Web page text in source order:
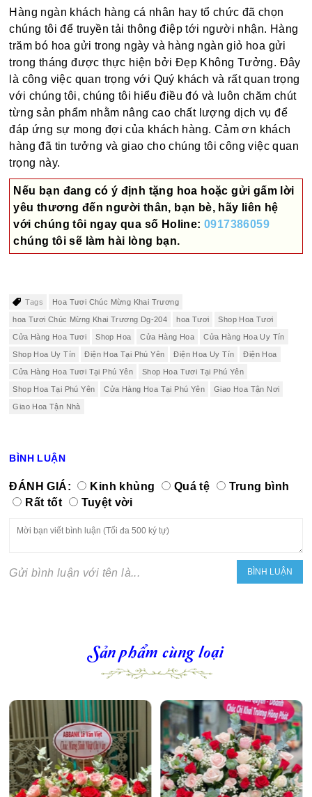
Hàng ngàn khách hàng cá nhân hay tổ chức đã chọn
chúng tôi để truyền tải thông điệp tới người nhận. Hàng
trăm bó hoa gửi trong ngày và hàng ngàn giỏ hoa gửi
trong tháng được thực hiện bởi Đẹp Không Tưởng. Đây
là công việc quan trọng với Quý khách và rất quan trọng
với chúng tôi, chúng tôi hiểu điều đó và luôn chăm chút
từng sản phẩm nhằm nâng cao chất lượng dịch vụ để
đáp ứng sự mong đợi của khách hàng. Cảm ơn khách
hàng đã tin tưởng và giao cho chúng tôi công việc quan
trọng này.
Nếu bạn đang có ý định tặng hoa hoặc gửi gấm lời
yêu thương đến người thân, bạn bè, hãy liên hệ
với chúng tôi ngay qua số Holine:0917386059
chúng tôi sẽ làm hài lòng bạn.
Tags Hoa Tươi Chúc Mừng Khai Trương
hoa Tươi Chúc Mừng Khai Trương Dg-204 hoa Tươi Shop Hoa Tươi
Cửa Hàng Hoa Tươi Shop Hoa Cửa Hàng Hoa Cửa Hàng Hoa Uy Tín
Shop Hoa Uy Tín Điện Hoa Tại Phú Yên Điện Hoa Uy Tín Điện Hoa
Cửa Hàng Hoa Tươi Tại Phú Yên Shop Hoa Tươi Tại Phú Yên
Shop Hoa Tại Phú Yên Cửa Hàng Hoa Tại Phú Yên Giao Hoa Tận Nơi
Giao Hoa Tận Nhà
BÌNH LUẬN
ĐÁNH GIÁ: Kinh khủng Quá tệ
Trung bình
Rất tốt
Tuyệt vời
Gửi bình luận với tên là...
Sản phẩm cùng loại